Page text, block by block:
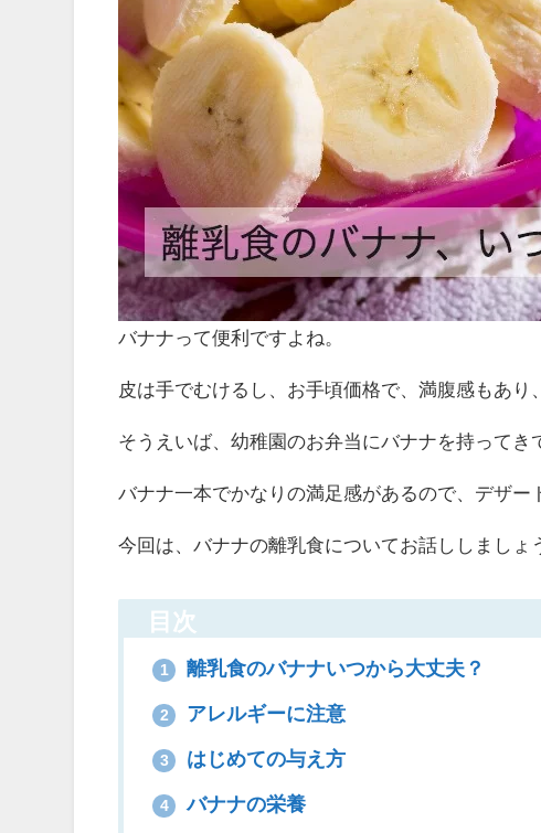
バナナって便利ですよね。
皮は手でむけるし、お手頃価格で、満腹感もあり
そうえいば、幼稚園のお弁当にバナナを持ってき
バナナ一本でかなりの満足感があるので、デザ
今回は、バナナの離乳食についてお話ししましょ
目次
1 離乳食のバナナいつから大丈夫？
2 アレルギーに注意
3 はじめての与え方
4 バナナの栄養